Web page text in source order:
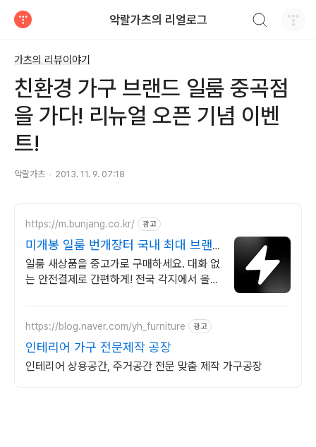
악랄가츠의 리얼로그
가츠의 리뷰이야기
친환경 가구 브랜드 일룸 중곡점
을 가다! 리뉴얼 오픈 기념 이벤
트!
악랄가츠 2013. 11. 9. 07:18
https://m.bunjang.co.kr/ 광고
미개봉 일룸 번개장터 국내 최대 브랜
드 중고거래
일룸 새상품을 중고가로 구매하세요. 대화 없
는 안전결제로 간편하게! 전국 각지에서 올라
https://blog.naver.com/yh_furniture 광고
인테리어 가구 전문제작 공장
인테리어 상용공간, 주거공간 전문 맞춤 제작 가구공장